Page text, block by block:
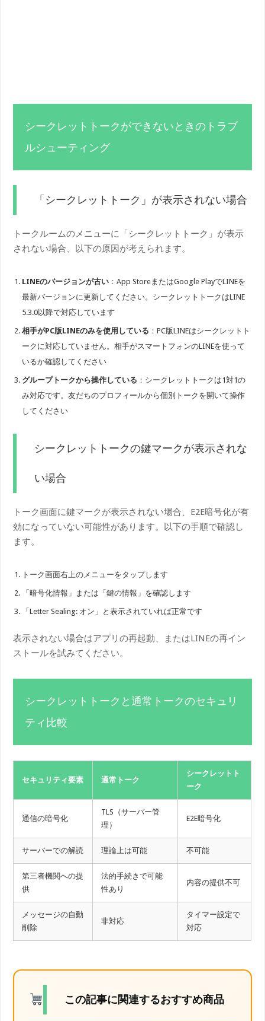
シークレットトークができないときのトラブ
ルシューティング
「シークレットトーク」が表示されない場合
トークルームのメニューに「シークレットトーク」が表示
されない場合、以下の原因が考えられます。
LINEのバージョンが古い ：App StoreまたはGoogle PlayでLINEを
最新バージョンに更新してください。シークレットトークはLINE
5.3.0以降で対応しています
相手がPC版LINEのみを使用している ：PC版LINEはシークレットト
ークに対応していません。相手がスマートフォンのLINEを使って
いるか確認してください
グループトークから操作している ：シークレットトークは1対1の
み対応です。友だちのプロフィールから個別トークを開いて操作
してください
シークレットトークの鍵マークが表示されな
い場合
トーク画面に鍵マークが表示されない場合、E2E暗号化が有
効になっていない可能性があります。以下の手順で確認し
ます。
トーク画面右上のメニューをタップします
「暗号化情報」または「鍵の情報」を確認します
「Letter Sealing: オン」と表示されていれば正常です
表示されない場合はアプリの再起動、またはLINEの再イン
ストールを試みてください。
シークレットトークと通常トークのセキュリ
ティ比較
セキュリティ要素 通常トーク
シークレットト
ーク
通信の暗号化
TLS（サーバー管
理）
E2E暗号化
サーバーでの解読 理論上は可能 不可能
第三者機関への提
供
法的手続きで可能
性あり
内容の提供不可
メッセージの自動
削除
非対応
タイマー設定で
対応
この記事に関連するおすすめ商品